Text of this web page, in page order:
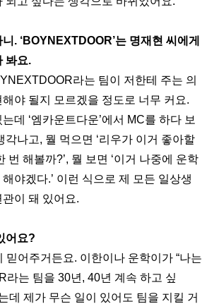
. ‘BOYNEXTDOOR’는 명재현 씨에게
봐요.
라는 팀이 저한테 주는 의
야 될지 모르겠을 정도로 너무 커요.
데 ‘엠카운트다운’에서 MC를 하다 보
각나고, 뭘 먹으면 ‘리우가 이거 좋아할
번 해볼까?’, 뭘 보면 ‘이거 나중에 운학
야겠다.’ 이런 식으로 제 모든 일상생
이 돼 있어요.
어요?
믿어주거든요. 이한이나 운학이가 “나는
라는 팀을 30년, 40년 계속 하고 싶
데 제가 무슨 일이 있어도 팀을 지킬 거